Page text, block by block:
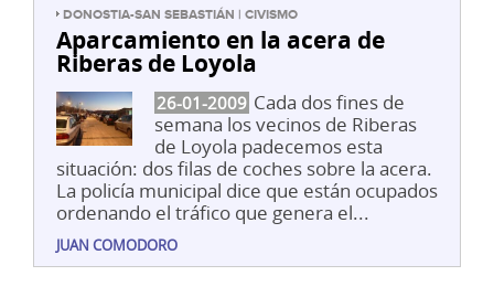
DONOSTIA-SAN SEBASTIÁN | CIVISMO
Aparcamiento en la acera de
Riberas de Loyola
26-01-2009 Cada dos fines de
semana los vecinos de Riberas
de Loyola padecemos esta
situación: dos filas de coches sobre la acera.
La policía municipal dice que están ocupados
ordenando el tráfico que genera el...
JUAN COMODORO